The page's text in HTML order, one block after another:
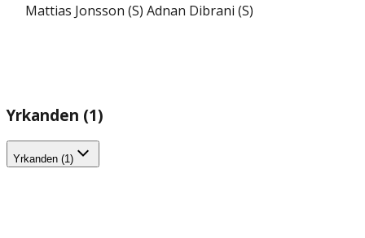
Mattias Jonsson (S) Adnan Dibrani (S)
Yrkanden (1)
Yrkanden (1)